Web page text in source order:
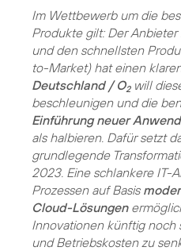
Im Wettbewerb um die
Produkte gilt: Der
und den schnellsten
to-Market) hat einen
Deutschland / O2will
beschleunigen und die
Einführung neuer
als halbieren. Dafür setzt
grundlegende
2023. Eine schlankere IT-
Prozessen auf Basis
Cloud-Lösungen
Innovationen künftig noch
und Betriebskosten zu